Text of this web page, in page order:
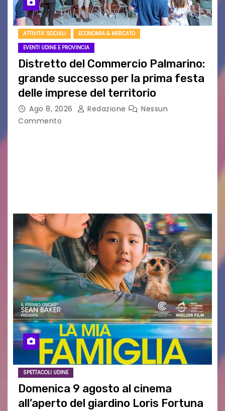
ATTIVITA' SOCIALI
ECONOMIA & MERCATO
EVENTI UDINE E PROVINCIA
Distretto del Commercio Palmarino:
grande successo per la prima festa
delle imprese del territorio
Ago 8, 2026 Redazione
Nessun
Commento
SPETTACOLI UDINE
Domenica 9 agosto al cinema
all’aperto del giardino Loris Fortuna